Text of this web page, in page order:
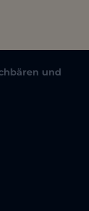
und